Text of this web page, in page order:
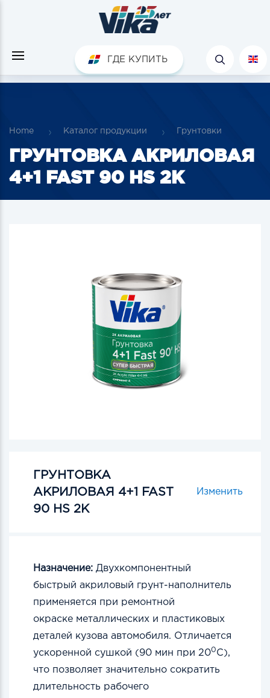
ГДЕ КУПИТЬ
Home Каталог продукции Грунтовки
ГРУНТОВКА АКРИЛОВАЯ
4+1 FAST 90 HS 2К
ГРУНТОВКА
АКРИЛОВАЯ 4+1 FAST
90 HS 2К
Изменить
Назначение: Двухкомпонентный
быстрый акриловый грунт-наполнитель
применяется при ремонтной
окраске металлических и пластиковых
деталей кузова автомобиля. Отличается
ускоренной сушкой (90 мин при 200С),
что позволяет значительно сократить
длительность рабочего